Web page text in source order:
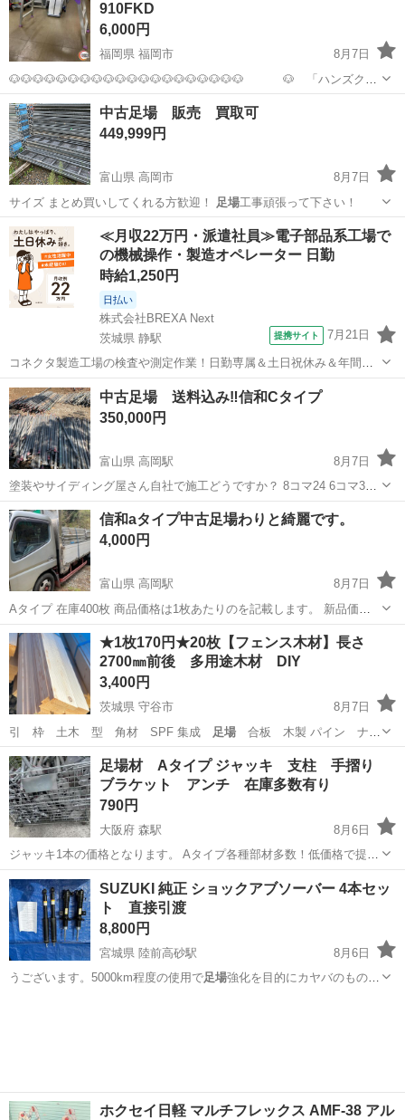
910FKD
6,000円
福岡県 福岡市
8月7日
🐶🐶🐶🐶🐶🐶🐶🐶🐶🐶🐶🐶🐶🐶🐶🐶🐶🐶🐶🐶 🐶 「ハンズクラ
フト 博多店」 🐶 🐶🐶🐶🐶🐶🐶🐶🐶🐶🐶🐶🐶🐶🐶🐶🐶🐶🐶🐶🐶 ＜絶
賛イベント開催中‼‼＞ 🌈商品ご購入時にスタッフに「ジモ
ティ...
福岡 福岡市 その他
中古足場 販売 買取可
449,999円
富山県 高岡市
8月7日
サイズ まとめ買いしてくれる方歓迎！
足場工事頑張って下さい！
富山 高岡市 その他 信和
≪月収22万円・派遣社員≫電子部品系工場で
の機械操作・製造オペレーター 日勤
時給1,250円
日払い
株式会社BREXA Next
茨城県 静駅
提携サイト 7月21日
コネクタ製造工場の検査や測定作業！日勤専属＆土日祝休み＆年間休
日128日★クリーンルーム内作業★マイカー通勤OK＆無料駐車場あり
★就業先食堂利用可！日払い制度あり！《茨城県常陸大宮市》 人気の
工場のお仕事 ◇コネクタ製造工...
茨城 常陸大宮市 静駅 その他
中古足場 送料込み‼️信和Cタイプ
350,000円
富山県 高岡駅
8月7日
塗装やサイディング屋さん自社で施工どうですか？ 8コマ24 6コマ35 4
コマ30 2コマサービス ブレス20 18手摺80 09手摺25 小ブラ120ほど
です。 板は必要であれば別で用意できます。
富山 高岡市 高岡駅 その他 信和
信和aタイプ中古足場わりと綺麗です。
4,000円
富山県 高岡駅
8月7日
Aタイプ 在庫400枚 商品価格は1枚あたりのを記載します。 新品価格
が高騰し中古も高くなっています。
富山 高岡市 高岡駅 その他 足場
★1枚170円★20枚【フェンス木材】長さ
2700㎜前後 多用途木材 DIY
3,400円
茨城県 守谷市
8月7日
引 枠 土木 型 角材 SPF 集成
足場合板 木製 パイン ナチ
ュラル イン…
茨城 守谷市 その他 木材
足場材 Aタイプ ジャッキ 支柱 手摺り
ブラケット アンチ 在庫多数有り
790円
大阪府 森駅
8月6日
ジャッキ1本の価格となります。 Aタイプ各種部材多数！低価格で提供
できます！ 写真はほんの一部です。 安いからといって物が悪いわけで
はありません。 検収してからのお渡しとなります。
大阪 岸和田市 その他
SUZUKI 純正 ショックアブソーバー 4本セッ
ト 直接引渡
8,800円
宮城県 陸前高砂駅
8月6日
うございます。5000km程度の使用で足場強化を目的にカヤバのものに
ホクセイ日軽 マルチフレックス AMF-38 アル